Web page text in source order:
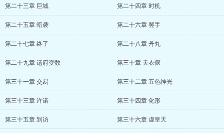
第二十三章 巨城 第二十四章 时机
第二十五章 暗袭 第二十六章 罢手
第二十七章 终了 第二十八章 丹丸
第二十九章 遗府变数 第三十章 天衣偃
第三十一章 交易 第三十二章 五色神光
第三十三章 许诺 第三十四章 化形
第三十五章 到访 第三十六章 虚皇天